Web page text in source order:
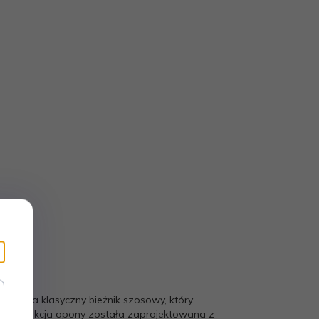
klasyczny bieżnik szosowy, który
opony została zaprojektowana z